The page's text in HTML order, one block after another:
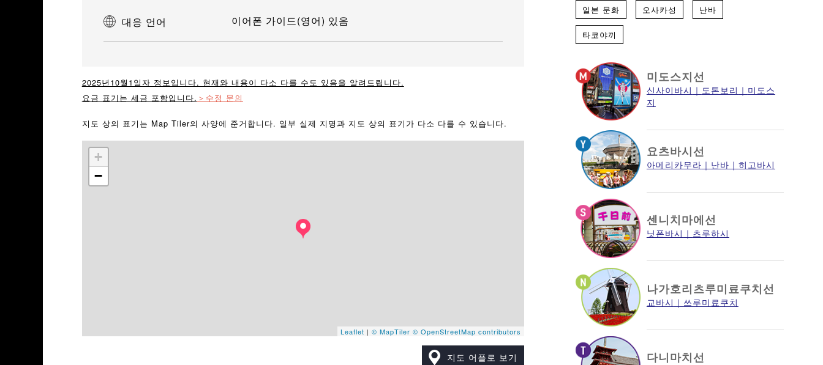
대응 언어 이어폰 가이드(영어) 있음
2025년10월1일자 정보입니다. 현재와 내용이 다소 다를 수도 있음을 알려드립니다.
요금 표기는 세금 포함입니다. ＞수정 문의
지도 상의 표기는 Map Tiler의 사양에 준거합니다. 일부 실제 지명과 지도 상의 표기가 다소 다를 수 있습니다.
+
−
Leaflet |© MapTiler © OpenStreetMap contributors
지도 어플로 보기
일본 문화 오사카성 난바
타코야끼
미도스지선
신사이바시 도톤보리
미도스
지
요츠바시선
아메리카무라 난바 히고바시
센니치마에선
닛폰바시 츠루하시
나가호리츠루미료쿠치선
교바시 쓰루미료쿠치
다니마치선